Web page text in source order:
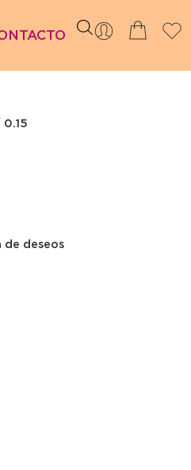
de deseos